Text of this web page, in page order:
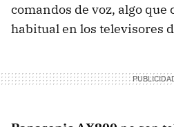
comandos de voz, algo que
habitual en los televisores